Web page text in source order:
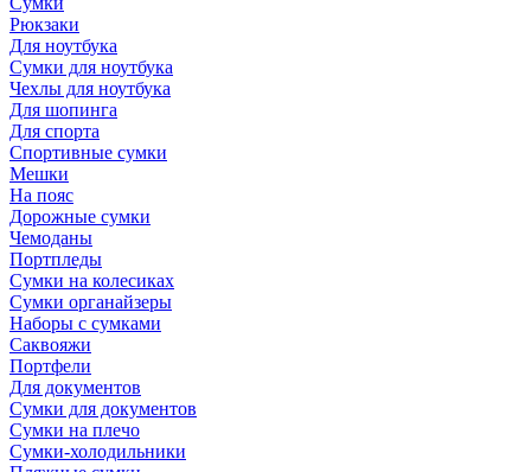
Рюкзаки
Для ноутбука
Сумки для ноутбука
Чехлы для ноутбука
Для шопинга
Для спорта
Спортивные сумки
Мешки
На пояс
Дорожные сумки
Чемоданы
Портпледы
Сумки на колесиках
Сумки органайзеры
Наборы с сумками
Саквояжи
Портфели
Для документов
Сумки для документов
Сумки на плечо
Сумки-холодильники